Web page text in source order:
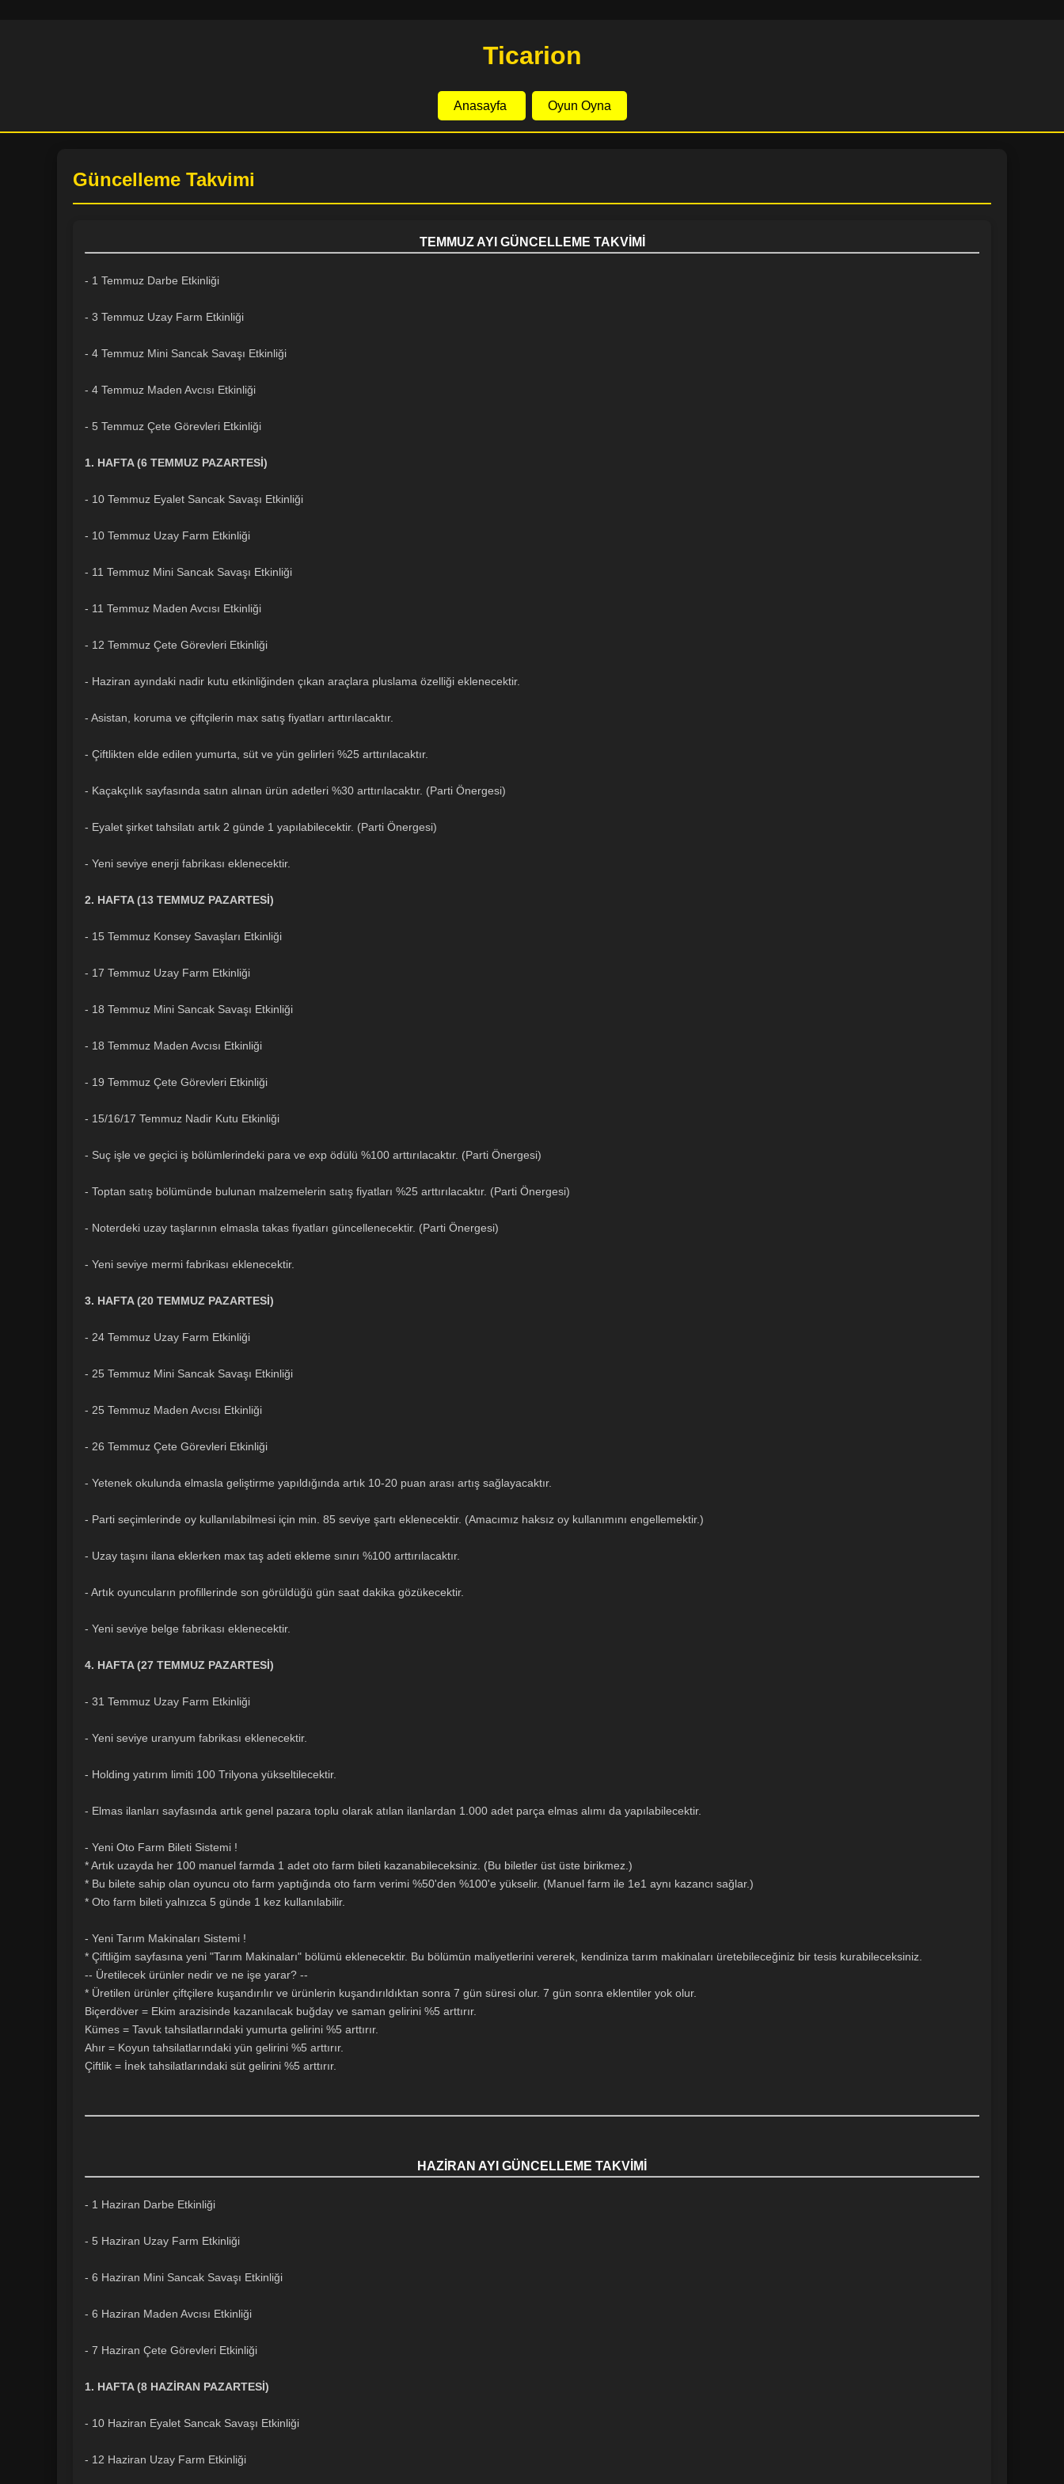
Ticarion
Anasayfa Oyun Oyna
Güncelleme Takvimi
TEMMUZ AYI GÜNCELLEME TAKVİMİ
- 1 Temmuz Darbe Etkinliği
- 3 Temmuz Uzay Farm Etkinliği
- 4 Temmuz Mini Sancak Savaşı Etkinliği
- 4 Temmuz Maden Avcısı Etkinliği
- 5 Temmuz Çete Görevleri Etkinliği
1. HAFTA (6 TEMMUZ PAZARTESİ)
- 10 Temmuz Eyalet Sancak Savaşı Etkinliği
- 10 Temmuz Uzay Farm Etkinliği
- 11 Temmuz Mini Sancak Savaşı Etkinliği
- 11 Temmuz Maden Avcısı Etkinliği
- 12 Temmuz Çete Görevleri Etkinliği
- Haziran ayındaki nadir kutu etkinliğinden çıkan araçlara pluslama özelliği eklenecektir.
- Asistan, koruma ve çiftçilerin max satış fiyatları arttırılacaktır.
- Çiftlikten elde edilen yumurta, süt ve yün gelirleri %25 arttırılacaktır.
- Kaçakçılık sayfasında satın alınan ürün adetleri %30 arttırılacaktır. (Parti Önergesi)
- Eyalet şirket tahsilatı artık 2 günde 1 yapılabilecektir. (Parti Önergesi)
- Yeni seviye enerji fabrikası eklenecektir.
2. HAFTA (13 TEMMUZ PAZARTESİ)
- 15 Temmuz Konsey Savaşları Etkinliği
- 17 Temmuz Uzay Farm Etkinliği
- 18 Temmuz Mini Sancak Savaşı Etkinliği
- 18 Temmuz Maden Avcısı Etkinliği
- 19 Temmuz Çete Görevleri Etkinliği
- 15/16/17 Temmuz Nadir Kutu Etkinliği
- Suç işle ve geçici iş bölümlerindeki para ve exp ödülü %100 arttırılacaktır. (Parti Önergesi)
- Toptan satış bölümünde bulunan malzemelerin satış fiyatları %25 arttırılacaktır. (Parti Önergesi)
- Noterdeki uzay taşlarının elmasla takas fiyatları güncellenecektir. (Parti Önergesi)
- Yeni seviye mermi fabrikası eklenecektir.
3. HAFTA (20 TEMMUZ PAZARTESİ)
- 24 Temmuz Uzay Farm Etkinliği
- 25 Temmuz Mini Sancak Savaşı Etkinliği
- 25 Temmuz Maden Avcısı Etkinliği
- 26 Temmuz Çete Görevleri Etkinliği
- Yetenek okulunda elmasla geliştirme yapıldığında artık 10-20 puan arası artış sağlayacaktır.
- Parti seçimlerinde oy kullanılabilmesi için min. 85 seviye şartı eklenecektir. (Amacımız haksız oy kullanımını engellemektir.)
- Uzay taşını ilana eklerken max taş adeti ekleme sınırı %100 arttırılacaktır.
- Artık oyuncuların profillerinde son görüldüğü gün saat dakika gözükecektir.
- Yeni seviye belge fabrikası eklenecektir.
4. HAFTA (27 TEMMUZ PAZARTESİ)
- 31 Temmuz Uzay Farm Etkinliği
- Yeni seviye uranyum fabrikası eklenecektir.
- Holding yatırım limiti 100 Trilyona yükseltilecektir.
- Elmas ilanları sayfasında artık genel pazara toplu olarak atılan ilanlardan 1.000 adet parça elmas alımı da yapılabilecektir.
- Yeni Oto Farm Bileti Sistemi !
* Artık uzayda her 100 manuel farmda 1 adet oto farm bileti kazanabileceksiniz. (Bu biletler üst üste birikmez.)
* Bu bilete sahip olan oyuncu oto farm yaptığında oto farm verimi %50'den %100'e yükselir. (Manuel farm ile 1e1 aynı kazancı sağlar.)
* Oto farm bileti yalnızca 5 günde 1 kez kullanılabilir.
- Yeni Tarım Makinaları Sistemi !
* Çiftliğim sayfasına yeni "Tarım Makinaları" bölümü eklenecektir. Bu bölümün maliyetlerini vererek, kendiniza tarım makinaları üretebileceğiniz bir tesis kurabileceksiniz.
-- Üretilecek ürünler nedir ve ne işe yarar? --
* Üretilen ürünler çiftçilere kuşandırılır ve ürünlerin kuşandırıldıktan sonra 7 gün süresi olur. 7 gün sonra eklentiler yok olur.
Biçerdöver = Ekim arazisinde kazanılacak buğday ve saman gelirini %5 arttırır.
Kümes = Tavuk tahsilatlarındaki yumurta gelirini %5 arttırır.
Ahır = Koyun tahsilatlarındaki yün gelirini %5 arttırır.
Çiftlik = İnek tahsilatlarındaki süt gelirini %5 arttırır.
HAZİRAN AYI GÜNCELLEME TAKVİMİ
- 1 Haziran Darbe Etkinliği
- 5 Haziran Uzay Farm Etkinliği
- 6 Haziran Mini Sancak Savaşı Etkinliği
- 6 Haziran Maden Avcısı Etkinliği
- 7 Haziran Çete Görevleri Etkinliği
1. HAFTA (8 HAZİRAN PAZARTESİ)
- 10 Haziran Eyalet Sancak Savaşı Etkinliği
- 12 Haziran Uzay Farm Etkinliği